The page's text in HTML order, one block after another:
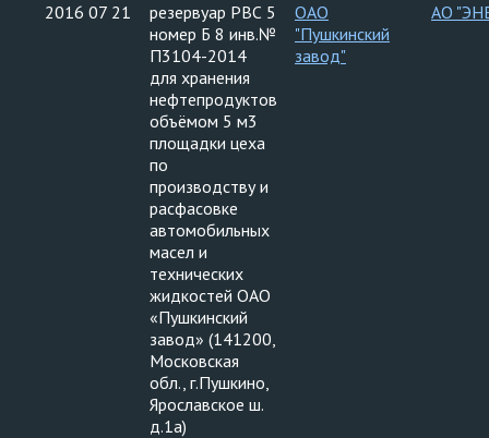
2016 07 21
резервуар РВС 5
номер Б 8 инв.№
П3104-2014
для хранения
нефтепродуктов
объёмом 5 м3
площадки цеха
по
производству и
расфасовке
автомобильных
масел и
технических
жидкостей ОАО
«Пушкинский
завод» (141200,
Московская
обл., г.Пушкино,
Ярославское ш.
д.1а)
ОАО
"Пушкинский
завод"
АО